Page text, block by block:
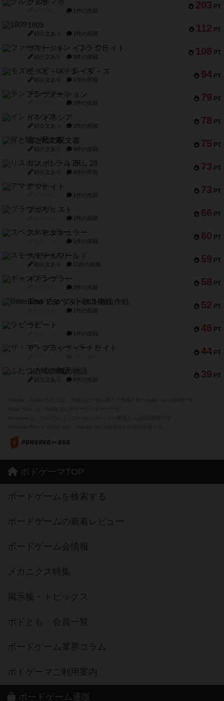
203 PT
クルティボ
1件の投稿
112 PT
1809
紹介文あり 1件の投稿
108 PT
ファースト・イン・フライト
紹介文あり 3件の投稿
94 PT
モズビ－ズ・レイダ－ズ
紹介文あり 1件の投稿
79 PT
テンプテーション
2件の投稿
78 PT
インドネシア
紹介文あり 2件の投稿
75 PT
宵と暁の呪文書
紹介文あり 8件の投稿
73 PT
リスボン・トラム 28
紹介文あり 9件の投稿
73 PT
アマナイト
1件の投稿
66 PT
ブラヴェスト
1件の投稿
60 PT
スペクタキュラー
1件の投稿
59 PT
スモールワールド
紹介文あり 13件の投稿
58 PT
ギャンブラー
2件の投稿
52 PT
Bitter End ブタペスト救出作戦
1件の投稿
46 PT
ラピード
1件の投稿
44 PT
ザ・フラッフィー・ライト
39 PT
ふたつの城の物語
紹介文あり 6件の投稿
ボドゲーマTOP
ボードゲームを検索する
ボードゲームの新着レビュー
ボードゲーム会情報
メカニクス特集
掲示板・トピックス
ボドとも・会員一覧
ボードゲーム業界コラム
ボドゲーマご利用案内
ボードゲーム通販